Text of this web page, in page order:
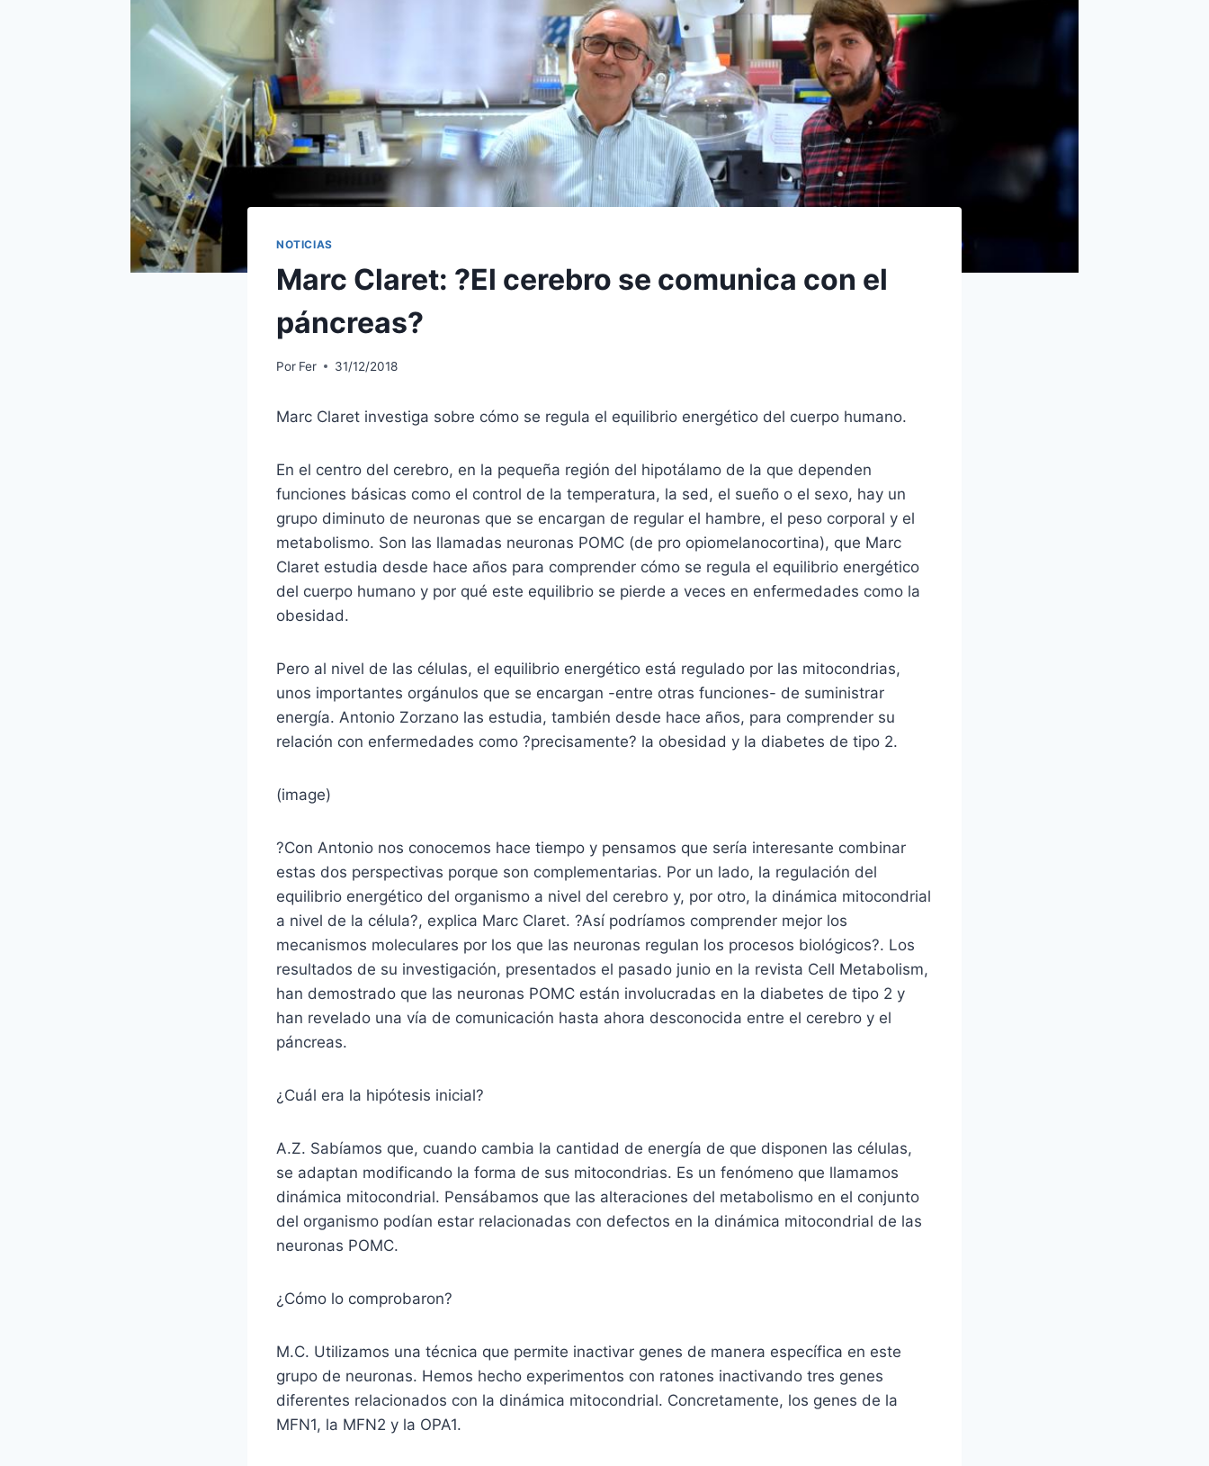
NOTICIAS
Marc Claret: ?El cerebro se comunica con el
páncreas?
Por Fer 31/12/2018
Marc Claret investiga sobre cómo se regula el equilibrio energético del cuerpo humano.
En el centro del cerebro, en la pequeña región del hipotálamo de la que dependen
funciones básicas como el control de la temperatura, la sed, el sueño o el sexo, hay un
grupo diminuto de neuronas que se encargan de regular el hambre, el peso corporal y el
metabolismo. Son las llamadas neuronas POMC (de pro opiomelanocortina), que Marc
Claret estudia desde hace años para comprender cómo se regula el equilibrio energético
del cuerpo humano y por qué este equilibrio se pierde a veces en enfermedades como la
obesidad.
Pero al nivel de las células, el equilibrio energético está regulado por las mitocondrias,
unos importantes orgánulos que se encargan -entre otras funciones- de suministrar
energía. Antonio Zorzano las estudia, también desde hace años, para comprender su
relación con enfermedades como ?precisamente? la obesidad y la diabetes de tipo 2.
(image)
?Con Antonio nos conocemos hace tiempo y pensamos que sería interesante combinar
estas dos perspectivas porque son complementarias. Por un lado, la regulación del
equilibrio energético del organismo a nivel del cerebro y, por otro, la dinámica mitocondrial
a nivel de la célula?, explica Marc Claret. ?Así podríamos comprender mejor los
mecanismos moleculares por los que las neuronas regulan los procesos biológicos?. Los
resultados de su investigación, presentados el pasado junio en la revista Cell Metabolism,
han demostrado que las neuronas POMC están involucradas en la diabetes de tipo 2 y
han revelado una vía de comunicación hasta ahora desconocida entre el cerebro y el
páncreas.
¿Cuál era la hipótesis inicial?
A.Z. Sabíamos que, cuando cambia la cantidad de energía de que disponen las células,
se adaptan modificando la forma de sus mitocondrias. Es un fenómeno que llamamos
dinámica mitocondrial. Pensábamos que las alteraciones del metabolismo en el conjunto
del organismo podían estar relacionadas con defectos en la dinámica mitocondrial de las
neuronas POMC.
¿Cómo lo comprobaron?
M.C. Utilizamos una técnica que permite inactivar genes de manera específica en este
grupo de neuronas. Hemos hecho experimentos con ratones inactivando tres genes
diferentes relacionados con la dinámica mitocondrial. Concretamente, los genes de la
MFN1, la MFN2 y la OPA1.